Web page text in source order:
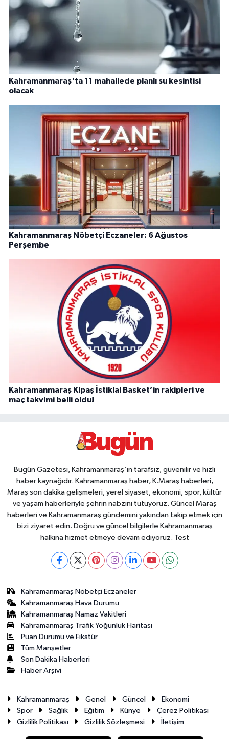
Kahramanmaraş'ta 11 mahallede planlı su kesintisi
olacak
Kahramanmaraş Nöbetçi Eczaneler: 6 Ağustos
Perşembe
Kahramanmaraş Kipaş İstiklal Basket’in rakipleri ve
maç takvimi belli oldu!
Bugün Gazetesi, Kahramanmaraş’ın tarafsız, güvenilir ve hızlı
haber kaynağıdır. Kahramanmaraş haber, K.Maraş haberleri,
Maraş son dakika gelişmeleri, yerel siyaset, ekonomi, spor, kültür
ve yaşam haberleriyle şehrin nabzını tutuyoruz. Güncel Maraş
haberleri ve Kahramanmaraş gündemini yakından takip etmek için
bizi ziyaret edin. Doğru ve güncel bilgilerle Kahramanmaraş
halkına hizmet etmeye devam ediyoruz. Test
Kahramanmaraş Nöbetçi Eczaneler
Kahramanmaraş Hava Durumu
Kahramanmaraş Namaz Vakitleri
Kahramanmaraş Trafik Yoğunluk Haritası
Puan Durumu ve Fikstür
Tüm Manşetler
Son Dakika Haberleri
Haber Arşivi
Kahramanmaraş Genel Güncel
Ekonomi
Spor
Sağlık Eğitim Künye
Çerez Politikası
Gizlilik Politikası
Gizlilik Sözleşmesi İletişim